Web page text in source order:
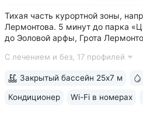
Тихая часть курортной зоны,
Лермонтова. 5 минут до парка
до Эоловой арфы, Грота
минеральной воды № 29. Воду
С лечением и без, 17 профилей
Закрытый бассейн 25х7 м
Кондиционер Wi-Fi в номерах